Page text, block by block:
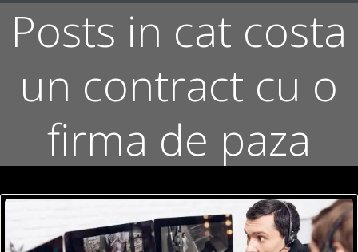
Posts in cat costa
un contract cu o
firma de paza